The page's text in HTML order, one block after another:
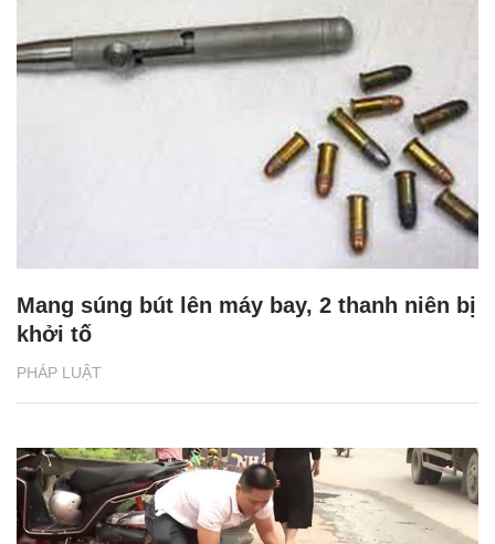
PHÁP LUẬT
Mang súng bút lên máy bay, 2 thanh niên bị
khởi tố